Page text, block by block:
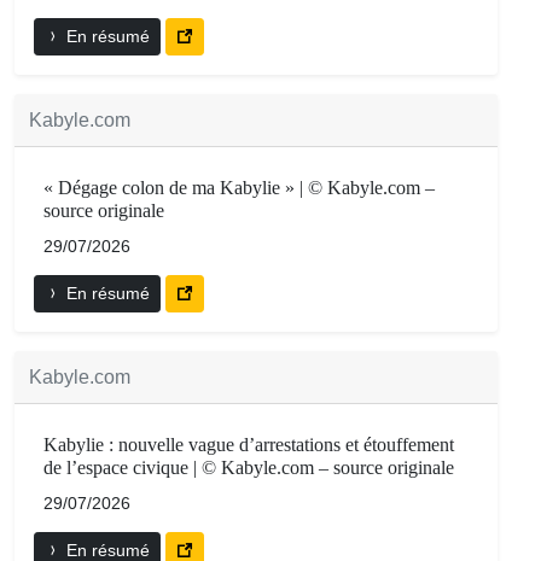
En résumé
Kabyle.com
« Dégage colon de ma Kabylie » | © Kabyle.com –
source originale
29/07/2026
En résumé
Kabyle.com
Kabylie : nouvelle vague d’arrestations et étouffement
de l’espace civique | © Kabyle.com – source originale
29/07/2026
En résumé